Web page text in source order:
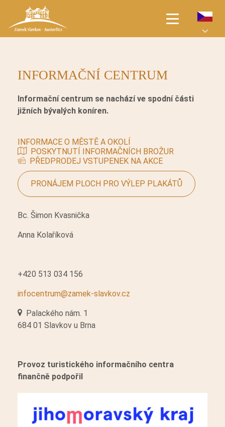
PRO NÁVŠTĚVNÍKY
AKCE
JARMARKY
PRONÁJMY
O ZÁMKU
E-SHOP
KAVÁRNA
EXPOZICE AUSTERLITZ 1805
INFORMAČNÍ CENTRUM
Informační centrum se nachází ve spodní části
jižních bývalých koníren.
INFORMACE O MĚSTĚ A OKOLÍ
POSKYTNUTÍ INFORMAČNÍCH BROŽUR
PŘEDPRODEJ VSTUPENEK NA AKCE
PRONÁJEM PLOCH PRO VÝLEP PLAKÁTŮ
Bc. Šimon Kvasnička
Anna Kolaříková
+420 513 034 156
infocentrum@zamek-slavkov.cz
Palackého nám. 1
684 01 Slavkov u Brna
Provoz turistického informačního centra
finančně podpořil